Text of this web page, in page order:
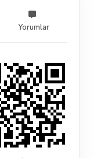
Yorumlar